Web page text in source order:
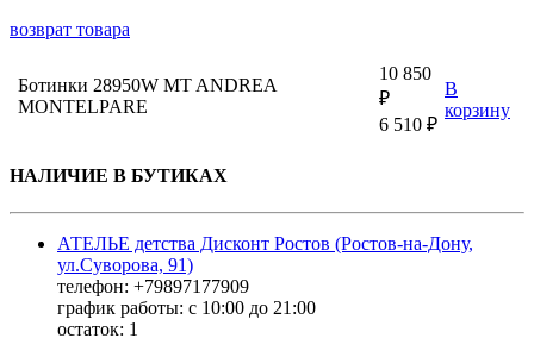
возврат товара
Ботинки 28950W MT ANDREA
MONTELPARE
10 850
₽
6 510 ₽
В
корзину
НАЛИЧИЕ В БУТИКАХ
АТЕЛЬЕ детства Дисконт Ростов (Ростов-на-Дону,
ул.Суворова, 91)
телефон: +79897177909
график работы: с 10:00 до 21:00
остаток: 1